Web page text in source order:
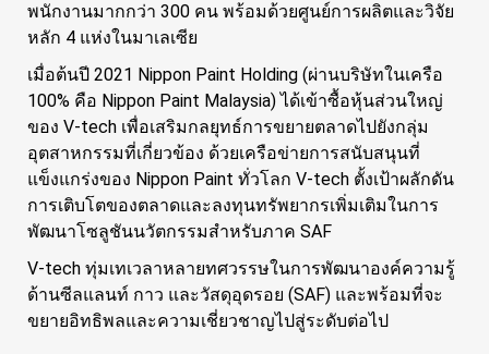
พนักงานมากกว่า 300 คน พร้อมด้วยศูนย์การผลิตและวิจัย
หลัก 4 แห่งในมาเลเซีย
เมื่อต้นปี 2021 Nippon Paint Holding (ผ่านบริษัทในเครือ
100% คือ Nippon Paint Malaysia) ได้เข้าซื้อหุ้นส่วนใหญ่
ของ V-tech เพื่อเสริมกลยุทธ์การขยายตลาดไปยังกลุ่ม
อุตสาหกรรมที่เกี่ยวข้อง ด้วยเครือข่ายการสนับสนุนที่
แข็งแกร่งของ Nippon Paint ทั่วโลก V-tech ตั้งเป้าผลักดัน
การเติบโตของตลาดและลงทุนทรัพยากรเพิ่มเติมในการ
พัฒนาโซลูชันนวัตกรรมสำหรับภาค SAF
V-tech ทุ่มเทเวลาหลายทศวรรษในการพัฒนาองค์ความรู้
ด้านซีลแลนท์ กาว และวัสดุอุดรอย (SAF) และพร้อมที่จะ
ขยายอิทธิพลและความเชี่ยวชาญไปสู่ระดับต่อไป